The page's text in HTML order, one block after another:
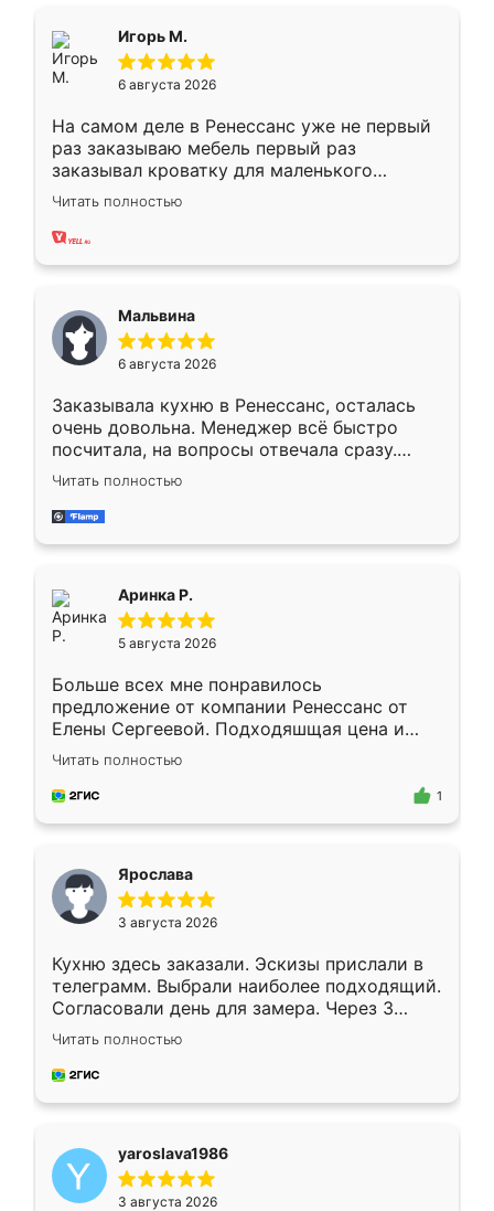
Игорь М.
6 августа 2026
На самом деле в Ренессанс уже не первый
раз заказываю мебель первый раз
заказывал кроватку для маленького
ребёнка при его рождении ,во второй раз
заказал шкаф-купе. По качеству очень
хорошее сборка достаточно быстрая,
меньше, здесь же он более разнообразный.
Мне нравится ,если что-то потребуется из
мебели буду заказывать только здесь.
Читать полностью
Мальвина
6 августа 2026
Заказывала кухню в Ренессанс, осталась
очень довольна. Менеджер всё быстро
посчитала, на вопросы отвечала сразу.
Замерщик приехал в субботу, подошёл к
делу со всей ответственностью. Собрали
за день, ребята работали аккуратно, даже
Читать полностью
Аринка Р.
5 августа 2026
Больше всех мне понравилось
предложение от компании Ренессанс от
Елены Сергеевой. Подходяшщая цена и
короткие сроки изготовления. Приехавший
для замера сотрудник Владислав
предложил по моему эскизу самый
Читать полностью
1
Ярослава
3 августа 2026
Кухню здесь заказали. Эскизы прислали в
телеграмм. Выбрали наиболее подходящий.
Согласовали день для замера. Через 3
недели кухня была уже готова. Остались
довольны работой. Спасибо Ренессанс
мебель за качественную работу!
Читать полностью
yaroslava1986
3 августа 2026